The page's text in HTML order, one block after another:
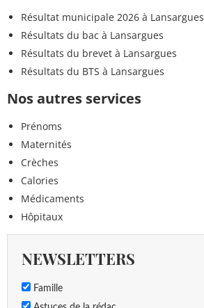
Résultat municipale 2026 à Lansargues
Résultats du bac à Lansargues
Résultats du brevet à Lansargues
Résultats du BTS à Lansargues
Nos autres services
Prénoms
Maternités
Crèches
Calories
Médicaments
Hôpitaux
NEWSLETTERS
Famille